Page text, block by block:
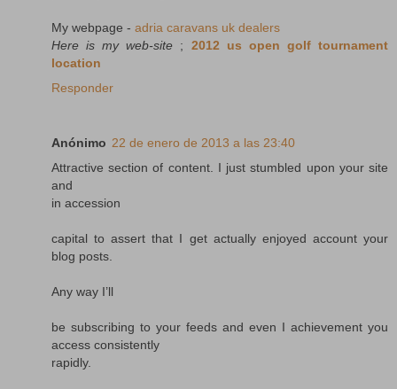
My webpage - adria caravans uk dealers
Here is my web-site ; 2012 us open golf tournament
location
Responder
Anónimo 22 de enero de 2013 a las 23:40
Attractive section of content. I just stumbled upon your site
and
in accession
capital to assert that I get actually enjoyed account your
blog posts.
Any way I’ll
be subscribing to your feeds and even I achievement you
access consistently
rapidly.